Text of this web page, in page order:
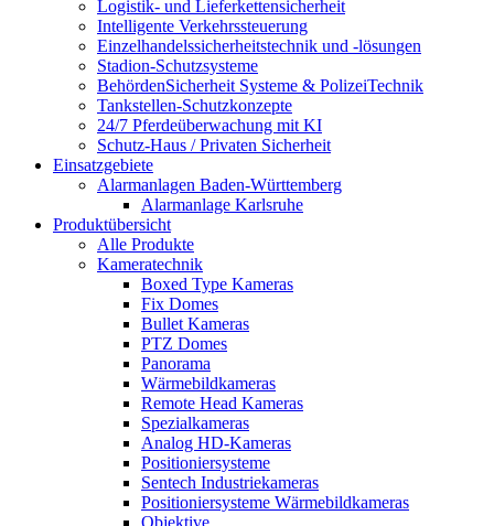
Logistik- und Lieferkettensicherheit
Intelligente Verkehrssteuerung
Einzelhandelssicherheitstechnik und -lösungen
Stadion-Schutzsysteme
BehördenSicherheit Systeme & PolizeiTechnik
Tankstellen-Schutzkonzepte​
24/7 Pferdeüberwachung mit KI
Schutz-Haus / Privaten Sicherheit
Einsatzgebiete
Alarmanlagen Baden-Württemberg
Alarmanlage Karlsruhe
Produktübersicht
Alle Produkte
Kameratechnik
Boxed Type Kameras
Fix Domes
Bullet Kameras
PTZ Domes
Panorama
Wärmebildkameras
Remote Head Kameras
Spezialkameras
Analog HD-Kameras
Positioniersysteme
Sentech Industriekameras
Positioniersysteme Wärmebildkameras
Objektive